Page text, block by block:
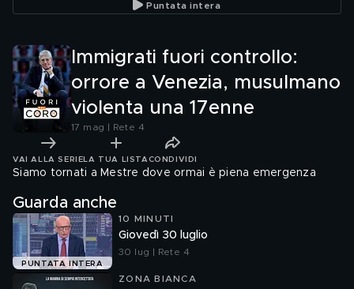
Puntata intera
Immigrati fuori controllo:
orrore a Venezia, musulmano
violenta una 17enne
17 mag | Rete 4
VAI ALLA SERIE LA TUA LISTA CONDIVIDI
Siamo tornati a Mestre dove ormai è piena emergenza
Guarda anche
PUNTATA INTERA
10 MINUTI
Giovedì 30 luglio
30 lug | Rete 4
ZONA BIANCA